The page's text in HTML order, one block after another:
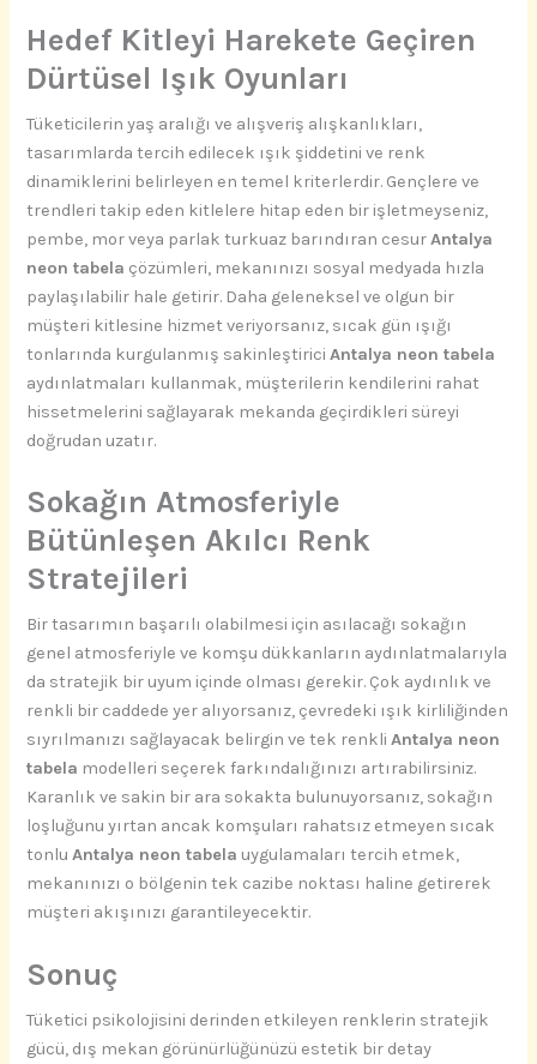
Hedef Kitleyi Harekete Geçiren
Dürtüsel Işık Oyunları
Tüketicilerin yaş aralığı ve alışveriş alışkanlıkları,
tasarımlarda tercih edilecek ışık şiddetini ve renk
dinamiklerini belirleyen en temel kriterlerdir. Gençlere ve
trendleri takip eden kitlelere hitap eden bir işletmeyseniz,
pembe, mor veya parlak turkuaz barındıran cesurAntalya
neon tabela çözümleri, mekanınızı sosyal medyada hızla
paylaşılabilir hale getirir. Daha geleneksel ve olgun bir
müşteri kitlesine hizmet veriyorsanız, sıcak gün ışığı
tonlarında kurgulanmış sakinleştiriciAntalya neon tabela
aydınlatmaları kullanmak, müşterilerin kendilerini rahat
hissetmelerini sağlayarak mekanda geçirdikleri süreyi
doğrudan uzatır.
Sokağın Atmosferiyle
Bütünleşen Akılcı Renk
Stratejileri
Bir tasarımın başarılı olabilmesi için asılacağı sokağın
genel atmosferiyle ve komşu dükkanların aydınlatmalarıyla
da stratejik bir uyum içinde olması gerekir. Çok aydınlık ve
renkli bir caddede yer alıyorsanız, çevredeki ışık kirliliğinden
sıyrılmanızı sağlayacak belirgin ve tek renkliAntalya neon
tabela modelleri seçerek farkındalığınızı artırabilirsiniz.
Karanlık ve sakin bir ara sokakta bulunuyorsanız, sokağın
loşluğunu yırtan ancak komşuları rahatsız etmeyen sıcak
tonluAntalya neon tabela uygulamaları tercih etmek,
mekanınızı o bölgenin tek cazibe noktası haline getirerek
müşteri akışınızı garantileyecektir.
Sonuç
Tüketici psikolojisini derinden etkileyen renklerin stratejik
gücü, dış mekan görünürlüğünüzü estetik bir detay